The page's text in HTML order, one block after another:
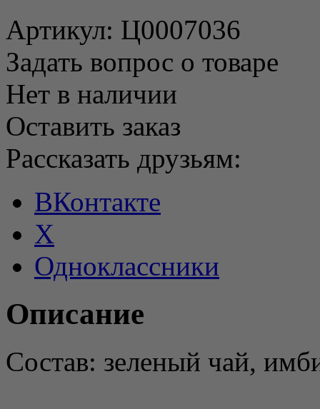
Артикул: Ц0007036
Задать вопрос о товаре
Нет в наличии
Оставить заказ
Рассказать друзьям:
ВКонтакте
X
Одноклассники
Описание
Состав: зеленый чай,